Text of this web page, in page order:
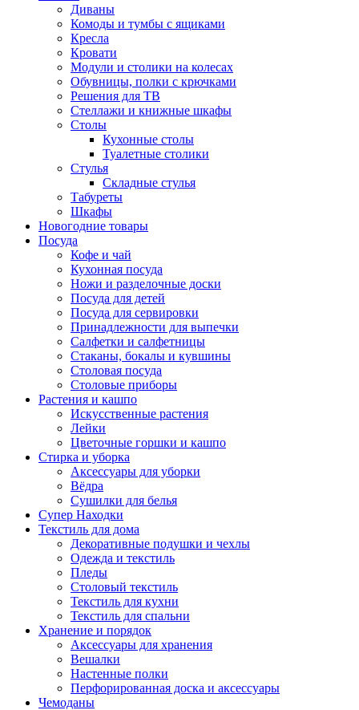
Диваны
Комоды и тумбы с ящиками
Кресла
Кровати
Модули и столики на колесах
Обувницы, полки с крючками
Решения для ТВ
Стеллажи и книжные шкафы
Столы
Кухонные столы
Туалетные столики
Стулья
Складные стулья
Табуреты
Шкафы
Новогодние товары
Посуда
Кофе и чай
Кухонная посуда
Ножи и разделочные доски
Посуда для детей
Посуда для сервировки
Принадлежности для выпечки
Салфетки и салфетницы
Стаканы, бокалы и кувшины
Столовая посуда
Столовые приборы
Растения и кашпо
Искусственные растения
Лейки
Цветочные горшки и кашпо
Стирка и уборка
Аксессуары для уборки
Вёдра
Сушилки для белья
Супер Находки
Текстиль для дома
Декоративные подушки и чехлы
Одежда и текстиль
Пледы
Столовый текстиль
Текстиль для кухни
Текстиль для спальни
Хранение и порядок
Аксессуары для хранения
Вешалки
Настенные полки
Перфорированная доска и аксессуары
Чемоданы